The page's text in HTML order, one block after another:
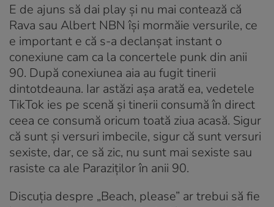
E de ajuns să dai play și nu mai contează că
Rava sau Albert NBN își mormăie versurile, ce
e important e că s-a declanșat instant o
conexiune cam ca la concertele punk din anii
90. După conexiunea aia au fugit tinerii
dintotdeauna. Iar astăzi așa arată ea, vedetele
TikTok ies pe scenă și tinerii consumă în direct
ceea ce consumă oricum toată ziua acasă. Sigur
că sunt și versuri imbecile, sigur că sunt versuri
sexiste, dar, ce să zic, nu sunt mai sexiste sau
rasiste ca ale Paraziților în anii 90.
Discuția despre „Beach, please” ar trebui să fie